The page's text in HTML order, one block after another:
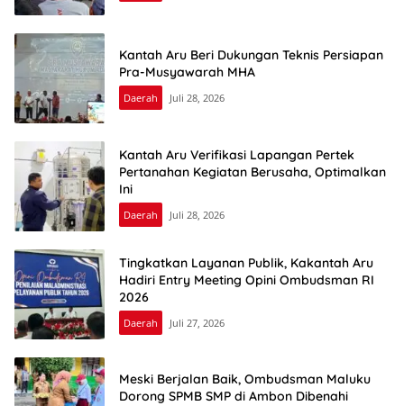
Kantah Aru Beri Dukungan Teknis Persiapan
Pra-Musyawarah MHA
Daerah Juli 28, 2026
Kantah Aru Verifikasi Lapangan Pertek
Pertanahan Kegiatan Berusaha, Optimalkan
Ini
Daerah Juli 28, 2026
Tingkatkan Layanan Publik, Kakantah Aru
Hadiri Entry Meeting Opini Ombudsman RI
2026
Daerah Juli 27, 2026
Meski Berjalan Baik, Ombudsman Maluku
Dorong SPMB SMP di Ambon Dibenahi